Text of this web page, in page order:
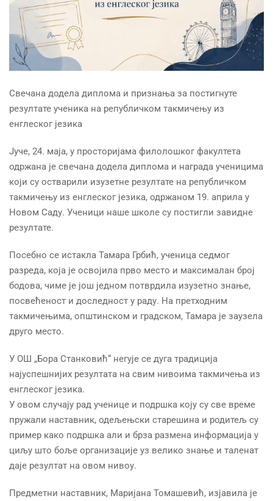
Свечана додела диплома и признања за постигнуте
резултате ученикa на републичком такмичењу из
енглеског језика
Јуче, 24. маја, у просторијама филолошког факултета
одржана је свечана додела диплома и награда ученицима
који су остварили изузетне резултате на републичком
такмичењу из енглеског језика, одржаном 19. априла у
Новом Саду. Ученици наше школе су постигли завидне
резултате.
Посебно се истакла Тамара Грбић, ученица седмог
разреда, која је освојила прво место и максималан број
бодова, чиме је још једном потврдила изузетно знање,
посвећеност и доследност у раду. На претходним
такмичењима, општинском и градском, Тамара је заузела
друго место.
У ОШ „Бора Станковић“ негује се дуга традиција
најуспешнијих резултата на свим нивоима такмичења из
енглеског језика.
У овом случају рад ученице и подршка коју су све време
пружали наставник, одељењски старешина и родитељ су
пример како подршка али и брза размена информација у
циљу што боље организације уз велико знање и таленат
даје резултат на овом нивоу.
Предметни наставник, Маријана Томашевић, изјавила је